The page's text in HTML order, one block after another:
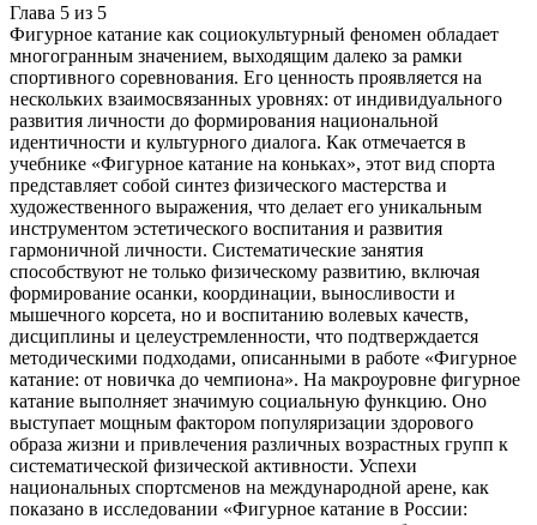
Глава 5 из 5
Фигурное катание как социокультурный феномен обладает
многогранным значением, выходящим далеко за рамки
спортивного соревнования. Его ценность проявляется на
нескольких взаимосвязанных уровнях: от индивидуального
развития личности до формирования национальной
идентичности и культурного диалога. Как отмечается в
учебнике «Фигурное катание на коньках», этот вид спорта
представляет собой синтез физического мастерства и
художественного выражения, что делает его уникальным
инструментом эстетического воспитания и развития
гармоничной личности. Систематические занятия
способствуют не только физическому развитию, включая
формирование осанки, координации, выносливости и
мышечного корсета, но и воспитанию волевых качеств,
дисциплины и целеустремленности, что подтверждается
методическими подходами, описанными в работе «Фигурное
катание: от новичка до чемпиона». На макроуровне фигурное
катание выполняет значимую социальную функцию. Оно
выступает мощным фактором популяризации здорового
образа жизни и привлечения различных возрастных групп к
систематической физической активности. Успехи
национальных спортсменов на международной арене, как
показано в исследовании «Фигурное катание в России: